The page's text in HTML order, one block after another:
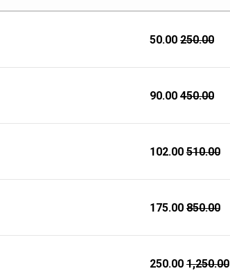
50.00 250.00
90.00 450.00
102.00 510.00
175.00 850.00
250.00 1,250.00